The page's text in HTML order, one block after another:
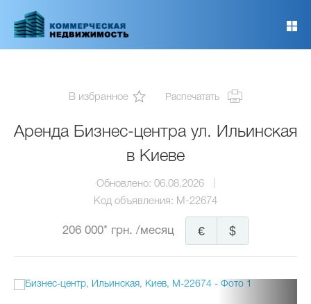
основному
В избранное Распечатать
Аренда Бизнес-центра ул. Ильинская
в Киеве
Обновлено: 06.08.2026
Код объявления: M-22674
206 000* грн. /месяц $
€